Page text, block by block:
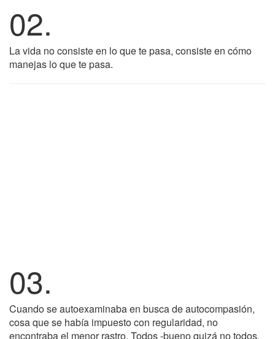
02.
La vida no consiste en lo que te pasa, consiste en cómo
manejas lo que te pasa.
03.
Cuando se autoexaminaba en busca de autocompasión,
cosa que se había impuesto con regularidad, no
encontraba el menor rastro. Todos -bueno quizá no todos,